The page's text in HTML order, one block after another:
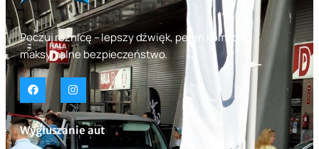
Poczuj różnicę – lepszy dźwięk, pełen komfort,
maksymalne bezpieczeństwo.
Wygłuszanie aut